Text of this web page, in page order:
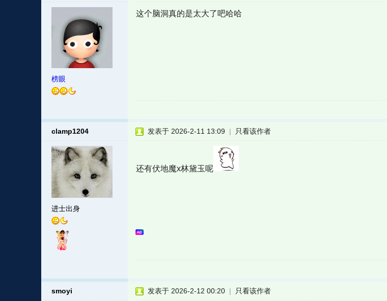
榜眼
这个脑洞真的是太大了吧哈哈
clamp1204
进士出身
发表于 2026-2-11 13:09 | 只看该作者
还有伏地魔x林黛玉呢
smoyi 发表于 2026-2-12 00:20 | 只看该作者